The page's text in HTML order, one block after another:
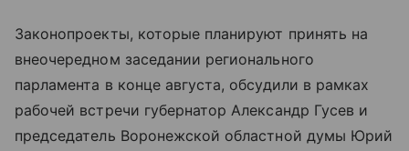
Законопроекты, которые планируют принять на
внеочередном заседании регионального
парламента в конце августа, обсудили в рамках
рабочей встречи губернатор Александр Гусев и
председатель Воронежской областной думы Юрий